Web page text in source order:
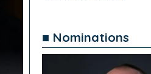
■ Nominations